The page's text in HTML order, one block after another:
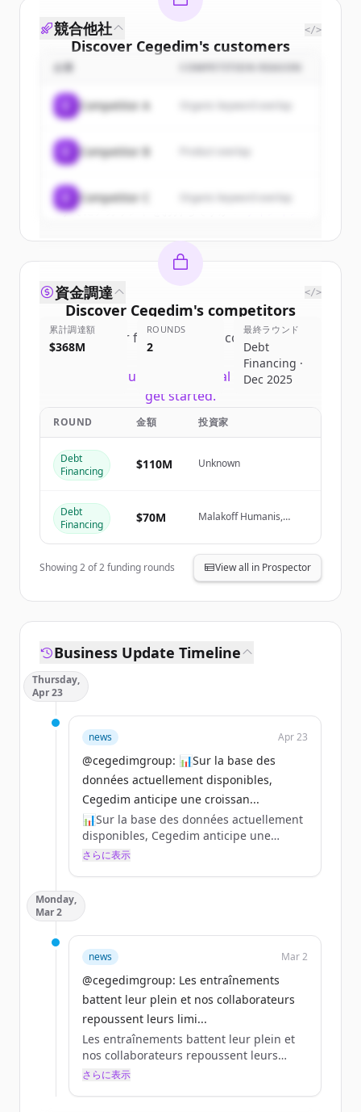
Discover Cegedim's customers
Sign up for free to view allcustomers
New accounts include trial credits to
すでにアカウントをお持ちですか？
競合他社 </>
企業 COMPETITION REASON
Competitor A Organic keyword overlap
Competitor B
Competitor C Organic keyword overlap
Discover Cegedim's competitors
Sign up for free to view all competitors
of
New accounts include trial credits to
get started.
Create Free Account
すでにアカウントをお持ちですか？
資金調達 </>
累計調達額
$368M
ROUNDS
2
最終ラウンド
Debt
Financing ·
Dec 2025
ROUND 金額 投資家
Debt
Financing
$110M Unknown
Debt
Financing
$70M
Malakoff Humanis,
Showing2of2funding rounds View all in Prospector
Business Update Timeline
Thursday,
Apr 23
news Apr 23
@cegedimgroup: 📊Sur la base des
données actuellement disponibles,
Cegedim anticipe une croissan...
📊Sur la base des données actuellement
disponibles, Cegedim anticipe une
croissance organique de son chiffre
Pour en savoir plus sur les prochains
événements 👇
https://t.co/3OwZOMO2Sr
https://t.co/wg7fjQhdH9
#CegedimRésultats
https://t.co/hWkwzKE7NN
さらに表示
Monday,
Mar 2
news Mar 2
@cegedimgroup: Les entraînements
battent leur plein et nos collaborateurs
repoussent leurs limi...
Les entraînements battent leur plein et
nos collaborateurs repoussent leurs
limites 🏃‍♂️🏃‍♀️
さらに表示